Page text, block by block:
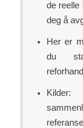
de reelle
deg å
Her er
du